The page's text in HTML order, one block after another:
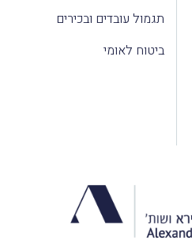
תגמול עובדים ובכירים
ביטוח לאומי